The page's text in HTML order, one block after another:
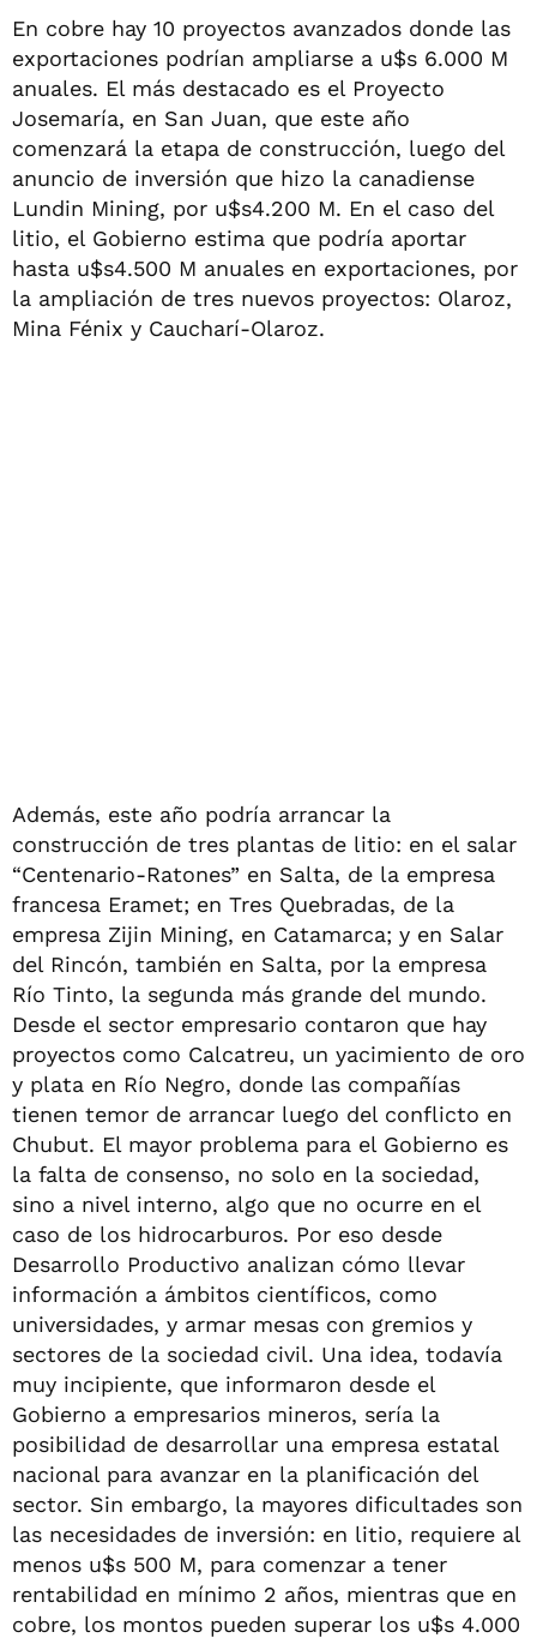
En cobre hay 10 proyectos avanzados donde las
exportaciones podrían ampliarse a u$s 6.000 M
anuales. El más destacado es el Proyecto
Josemaría, en San Juan, que este año
comenzará la etapa de construcción, luego del
anuncio de inversión que hizo la canadiense
Lundin Mining, por u$s4.200 M. En el caso del
litio, el Gobierno estima que podría aportar
hasta u$s4.500 M anuales en exportaciones, por
la ampliación de tres nuevos proyectos: Olaroz,
Mina Fénix y Caucharí-Olaroz.
Además, este año podría arrancar la
construcción de tres plantas de litio: en el salar
“Centenario-Ratones” en Salta, de la empresa
francesa Eramet; en Tres Quebradas, de la
empresa Zijin Mining, en Catamarca; y en Salar
del Rincón, también en Salta, por la empresa
Río Tinto, la segunda más grande del mundo.
Desde el sector empresario contaron que hay
proyectos como Calcatreu, un yacimiento de oro
y plata en Río Negro, donde las compañías
tienen temor de arrancar luego del conflicto en
Chubut. El mayor problema para el Gobierno es
la falta de consenso, no solo en la sociedad,
sino a nivel interno, algo que no ocurre en el
caso de los hidrocarburos. Por eso desde
Desarrollo Productivo analizan cómo llevar
información a ámbitos científicos, como
universidades, y armar mesas con gremios y
sectores de la sociedad civil. Una idea, todavía
muy incipiente, que informaron desde el
Gobierno a empresarios mineros, sería la
posibilidad de desarrollar una empresa estatal
nacional para avanzar en la planificación del
sector. Sin embargo, la mayores dificultades son
las necesidades de inversión: en litio, requiere al
menos u$s 500 M, para comenzar a tener
rentabilidad en mínimo 2 años, mientras que en
cobre, los montos pueden superar los u$s 4.000